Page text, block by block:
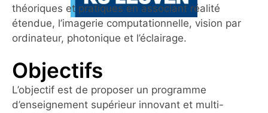
théoriques et pratiques en associant réalité
étendue, l’imagerie computationnelle, vision par
ordinateur, photonique et l’éclairage.
Objectifs
L’objectif est de proposer un programme
d’enseignement supérieur innovant et multi-